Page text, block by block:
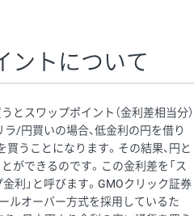
ントについて
とスワップポイント（金利差相当分）
ラ/円買いの場合、低金利の円を借り
うことになります。その結果、円と
ができるのです。この金利差を「ス
利」と呼びます。GMOクリック証券
ルオーバー方式を採用しているた